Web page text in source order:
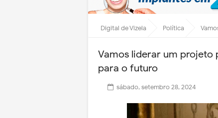
Digital de Vizela Política
Vamos liderar um
para o futuro
sábado, setembro 28, 2024